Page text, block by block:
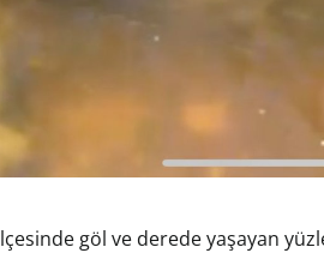
göl ve derede yaşayan